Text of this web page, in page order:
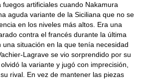
artificiales cuando Nakamura
aguda variante de la Siciliana que no se
en los niveles más altos. Era una
contra el francés durante la última
una situación en la que tenía necesidad
Lagrave se vio sorprendido por su
la variante y jugó con imprecisión,
rival. En vez de mantener las piezas